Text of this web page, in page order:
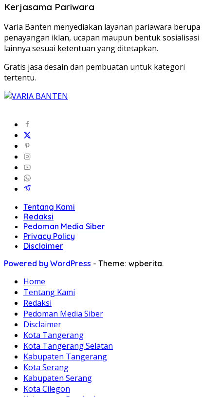
Kerjasama Pariwara
Varia Banten menyediakan layanan pariawara berupa
penayangan iklan, ucapan maupun bentuk sosialisasi
lainnya sesuai ketentuan yang ditetapkan.
Gratis jasa desain dan pembuatan untuk kategori
tertentu.
Tentang Kami
Redaksi
Pedoman Media Siber
Privacy Policy
Disclaimer
Powered by WordPress - Theme: wpberita.
Home
Tentang Kami
Redaksi
Pedoman Media Siber
Disclaimer
Kota Tangerang
Kota Tangerang Selatan
Kabupaten Tangerang
Kota Serang
Kabupaten Serang
Kota Cilegon